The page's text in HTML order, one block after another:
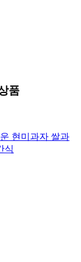
품
현미과자 쌀과
식